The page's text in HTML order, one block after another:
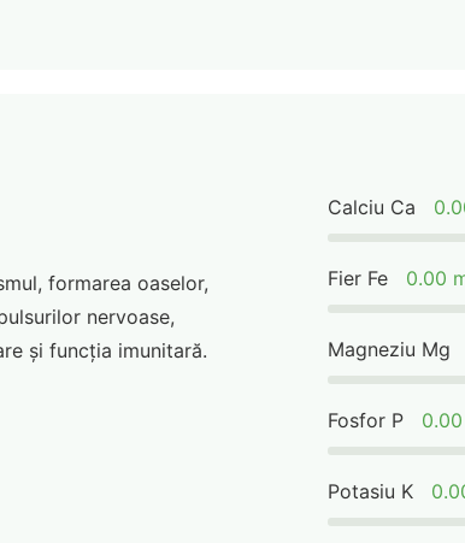
formarea oaselor,
nervoase,
și funcția imunitară.
Calciu Ca
Fier Fe 0.00
Magneziu Mg
Fosfor P
Potasiu K